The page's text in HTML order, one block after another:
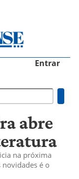
Entrar
abre
na próxima
é o